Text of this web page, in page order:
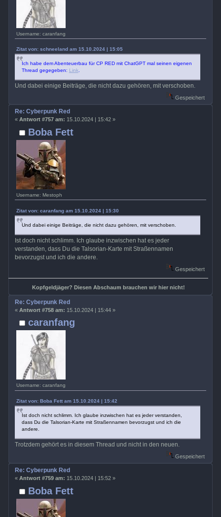
Username: caranfang
Zitat von: schneeland am 15.10.2024 | 15:05
Ich habe dem Abenteuerbau für CP RED mit ChatGPT mal seinen eigenen
Thread gegegeben: Link.
Und dabei einige Beiträge, die nicht dazu gehören, mit verschoben.
Gespeichert
Boba Fett
Username: Mestoph
Re: Cyberpunk Red
« Antwort #757 am: 15.10.2024 | 15:42 »
Zitat von: caranfang am 15.10.2024 | 15:30
Und dabei einige Beiträge, die nicht dazu gehören, mit verschoben.
Ist doch nicht schlimm. Ich glaube inzwischen hat es jeder
verstanden, dass Du die Talsorian-Karte mit Straßennamen
bevorzugst und ich die andere.
Gespeichert
Kopfgeldjäger? Diesen Abschaum brauchen wir hier nicht!
caranfang
Username: caranfang
Re: Cyberpunk Red
« Antwort #758 am: 15.10.2024 | 15:44 »
Zitat von: Boba Fett am 15.10.2024 | 15:42
Ist doch nicht schlimm. Ich glaube inzwischen hat es jeder verstanden,
dass Du die Talsorian-Karte mit Straßennamen bevorzugst und ich die
andere.
Trotzdem gehört es in diesem Thread und nicht in den neuen.
Gespeichert
Boba Fett
Re: Cyberpunk Red
« Antwort #759 am: 15.10.2024 | 15:52 »